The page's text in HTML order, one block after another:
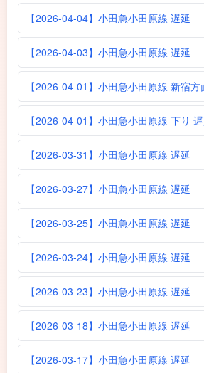
【2026-04-04】小田急小田原線 遅延
【2026-04-03】小田急小田原線 遅延
【2026-04-01】小田急小田原線 新宿方
【2026-04-01】小田急小田原線 下り
【2026-03-31】小田急小田原線 遅延
【2026-03-27】小田急小田原線 遅延
【2026-03-25】小田急小田原線 遅延
【2026-03-24】小田急小田原線 遅延
【2026-03-23】小田急小田原線 遅延
【2026-03-18】小田急小田原線 遅延
【2026-03-17】小田急小田原線 遅延